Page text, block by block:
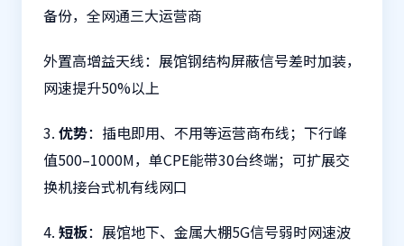
备份，全网通三大运营商
外置高增益天线：展馆钢结构屏蔽信号差时加装，
网速提升50%以上
3. 优势：插电即用、不用等运营商布线；下行峰
值500–1000M，单CPE能带30台终端；可扩展交
换机接台式机有线网口
4. 短板：展馆地下、金属大棚5G信号弱时网速波